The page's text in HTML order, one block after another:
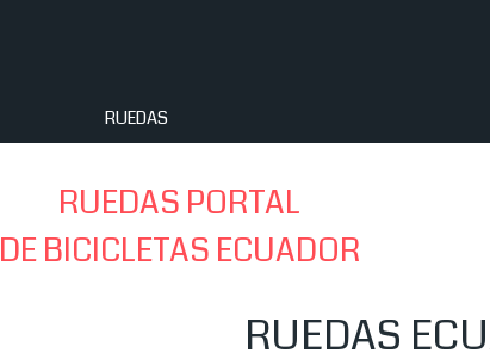
Saltar menú
RUEDAS
RUEDAS PORTAL
DE BICICLETAS ECUADOR
RUEDAS